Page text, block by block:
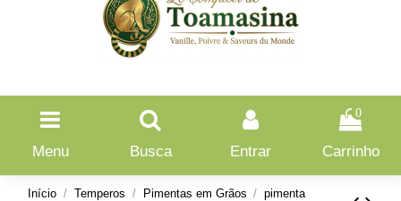
Menu Busca Entrar
0
Carrinho
Início Temperos Pimentas em Grãos
pimenta